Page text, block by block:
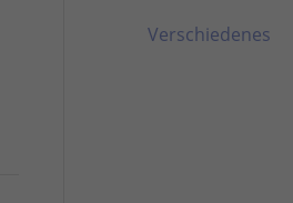
Verschiedenes